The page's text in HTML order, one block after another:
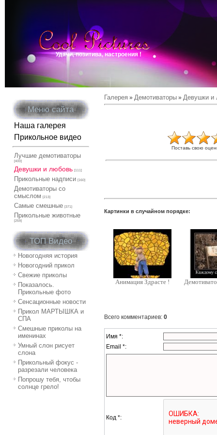
Удачи, позитива, настроения !
Меню сайта
Наша галерея
Прикольное видео
Лучшие демотиваторы
[400]
Девушки и любовь [111]
Прикольные надписи [160]
Демотиваторы со
смыслом
[213]
Самые смешные [371]
Прикольные животные
[259]
ТОП Видео
Новогодняя история
Новогодний прикол
Свежие приколы
Показалось.
Прикольные фото
Сенсационные новости
Прикол МАРТЫШКА и
СПА
Смешные приколы на
именинах
Умный слон рисует
слона
Прикольный фокус -
разрезали человека
Попрошу тебя, чтобы
солнце грело!
Галерея » Демотиваторы» Девушки и
Поставь свою
Картинки в случайном порядке:
Анимация Здрасте !
Всего комментариев: 0
Имя *:
Email *:
Код *: